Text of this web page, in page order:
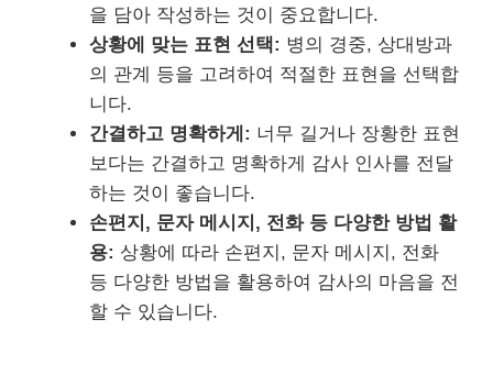
을 담아 작성하는 것이 중요합니다.
상황에 맞는 표현 선택: 병의 경중, 상대방과
의 관계 등을 고려하여 적절한 표현을 선택합
니다.
간결하고 명확하게: 너무 길거나 장황한 표현
보다는 간결하고 명확하게 감사 인사를 전달
하는 것이 좋습니다.
손편지, 문자 메시지, 전화 등 다양한 방법 활
용: 상황에 따라 손편지, 문자 메시지, 전화
등 다양한 방법을 활용하여 감사의 마음을 전
할 수 있습니다.